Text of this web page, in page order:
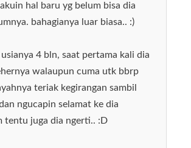
hal baru yg belum bisa dia
bahagianya luar biasa.. :)
4 bln, saat pertama kali dia
walaupun cuma utk bbrp
teriak kegirangan sambil
ngucapin selamat ke dia
tentu juga dia ngerti.. :D